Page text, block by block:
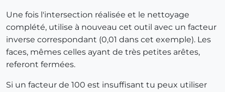
Une fois l'intersection réalisée et le nettoyage
complété, utilise à nouveau cet outil avec un facteur
inverse correspondant (0,01 dans cet exemple). Les
faces, mêmes celles ayant de très petites arêtes,
referont fermées.
Si un facteur de 100 est insuffisant tu peux utiliser